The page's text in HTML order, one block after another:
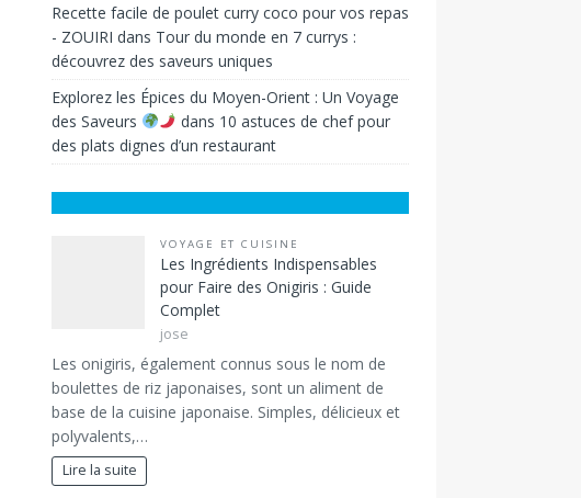
Recette facile de poulet curry coco pour vos repas
- ZOUIRI dans Tour du monde en 7 currys :
découvrez des saveurs uniques
Explorez les Épices du Moyen-Orient : Un Voyage
des Saveurs
dans 10 astuces de chef pour
des plats dignes d’un restaurant
VOYAGE ET CUISINE
Les Ingrédients Indispensables
pour Faire des Onigiris : Guide
Complet
jose
Les onigiris, également connus sous le nom de
boulettes de riz japonaises, sont un aliment de
base de la cuisine japonaise. Simples, délicieux et
polyvalents,…
Lire la suite